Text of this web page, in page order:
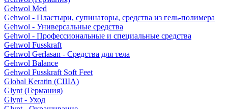
Gehwol Med
Gehwol - Пластыри, супинаторы, средства из гель-полимера
Gehwol - Универсальные средства
Gehwol - Профессиональные и специальные средства
Gehwol Fusskraft
Gehwol Gerlasan - Средства для тела
Gehwol Balance
Gehwol Fusskraft Soft Feet
Global Keratin (США)
Glynt (Германия)
Glynt - Уход